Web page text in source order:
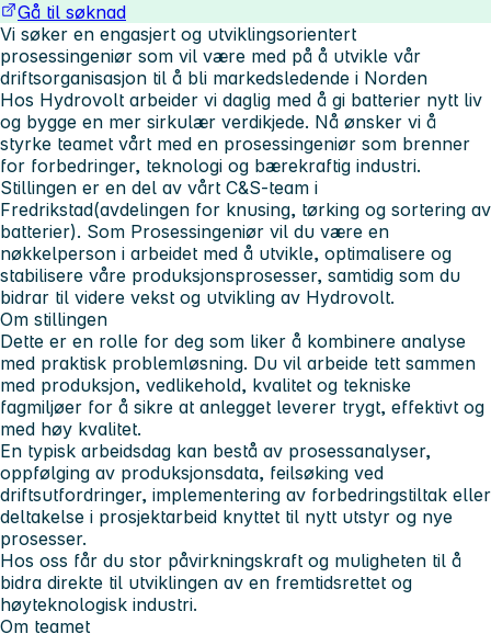
Gå til søknad
Vi søker en engasjert og utviklingsorientert
prosessingeniør som vil være med på å utvikle vår
driftsorganisasjon til å bli markedsledende i Norden
Hos Hydrovolt arbeider vi daglig med å gi batterier nytt liv
og bygge en mer sirkulær verdikjede. Nå ønsker vi å
styrke teamet vårt med en prosessingeniør som brenner
for forbedringer, teknologi og bærekraftig industri.
Stillingen er en del av vårt C&S-team i
Fredrikstad(avdelingen for knusing, tørking og sortering av
batterier). Som Prosessingeniør vil du være en
nøkkelperson i arbeidet med å utvikle, optimalisere og
stabilisere våre produksjonsprosesser, samtidig som du
bidrar til videre vekst og utvikling av Hydrovolt.
Om stillingen
Dette er en rolle for deg som liker å kombinere analyse
med praktisk problemløsning. Du vil arbeide tett sammen
med produksjon, vedlikehold, kvalitet og tekniske
fagmiljøer for å sikre at anlegget leverer trygt, effektivt og
med høy kvalitet.
En typisk arbeidsdag kan bestå av prosessanalyser,
oppfølging av produksjonsdata, feilsøking ved
driftsutfordringer, implementering av forbedringstiltak eller
deltakelse i prosjektarbeid knyttet til nytt utstyr og nye
prosesser.
Hos oss får du stor påvirkningskraft og muligheten til å
bidra direkte til utviklingen av en fremtidsrettet og
høyteknologisk industri.
Om teamet